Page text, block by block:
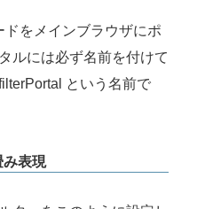
をメインブラウザにポ
ルには必ず名前を付けて
という名前で
表現